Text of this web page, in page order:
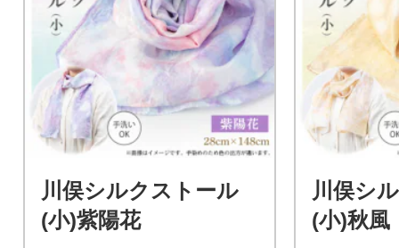
川俣シルクストール
(小)紫陽花
川俣シ
(小)秋風